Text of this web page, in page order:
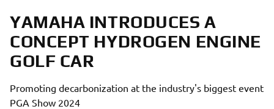
YAMAHA INTRODUCES A
CONCEPT HYDROGEN ENGINE
GOLF CAR
Promoting decarbonization at the industry's biggest event
PGA Show 2024